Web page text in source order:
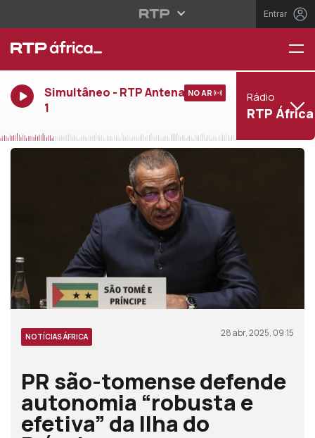
Entrar
Simultâneo - RTP Antena
1
NO AR Rádio
RTP África
NOTÍCIAS ÁFRICA 28 abr, 2025, 09:15
PR são-tomense defende
autonomia “robusta e
efetiva” da Ilha do